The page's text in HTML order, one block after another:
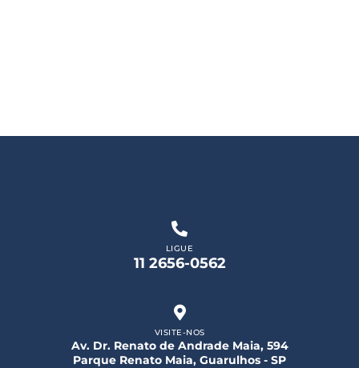
LIGUE
11 2656-0562
VISITE-NOS
Av. Dr. Renato de Andrade Maia, 594
Parque Renato Maia, Guarulhos - SP